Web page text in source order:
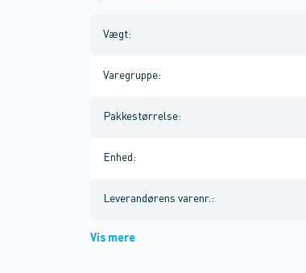
Vægt:
Varegruppe:
Pakkestørrelse:
Enhed :
Leverandørens varenr. :
Vis mere